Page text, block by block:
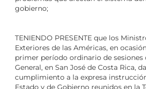
gobierno;
TENIENDO PRESENTE que los
Exteriores de las Américas, en
primer período ordinario de sesiones
General, en San José de Costa Rica,
cumplimiento a la expresa
Estado y de Gobierno reunidos en la